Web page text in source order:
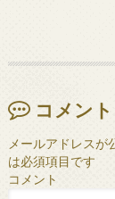
コメン
メールアドレスが
は必須項目です
コメント